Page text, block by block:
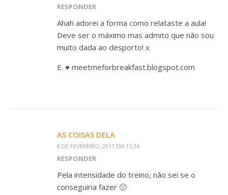
RESPONDER
Ahah adorei a forma como relataste a aula!
Deve ser o máximo mas admito que não sou
muito dada ao desporto! x
E. ♥ meetmeforbreakfast.blogspot.com
AS COISAS DELA
8 DE FEVEREIRO, 2017 EM 15:34
RESPONDER
Pela intensidade do treino, não sei se o
conseguiria fazer 🙁